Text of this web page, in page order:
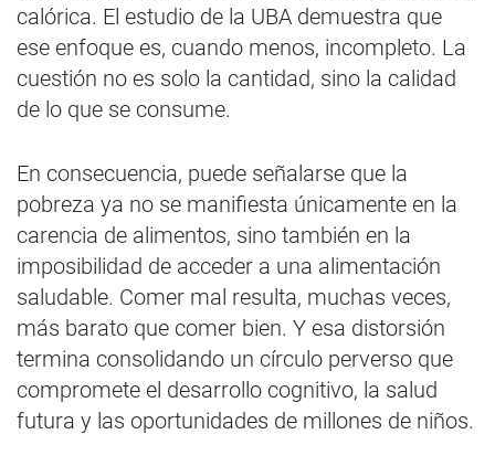
calórica. El estudio de la UBA demuestra que
ese enfoque es, cuando menos, incompleto. La
cuestión no es solo la cantidad, sino la calidad
de lo que se consume.
En consecuencia, puede señalarse que la
pobreza ya no se manifiesta únicamente en la
carencia de alimentos, sino también en la
imposibilidad de acceder a una alimentación
saludable. Comer mal resulta, muchas veces,
más barato que comer bien. Y esa distorsión
termina consolidando un círculo perverso que
compromete el desarrollo cognitivo, la salud
futura y las oportunidades de millones de niños.